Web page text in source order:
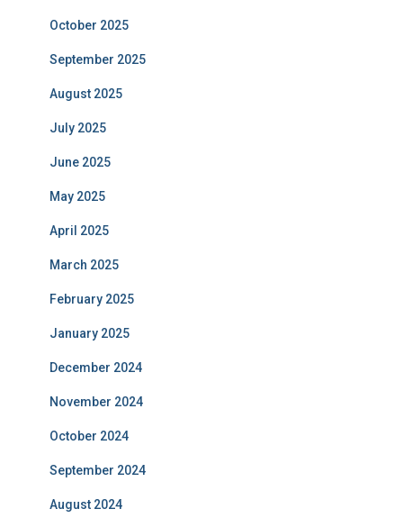
October 2025
September 2025
August 2025
July 2025
June 2025
May 2025
April 2025
March 2025
February 2025
January 2025
December 2024
November 2024
October 2024
September 2024
August 2024